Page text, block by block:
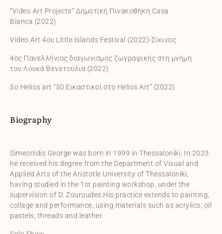
“Video Art Projects” Δημοτική Πινακοθήκη Casa
Bianca (2022)
Video Art 4ου Little Islands Festival (2022)-Σίκινος
4ος Πανελλήνιος διαγωνισμός ζωγραφικής στη μνήμη
του Λουκά Βενετούλια (2022)
5ο Helios art “50 Εικαστικοί στο Helios Art” (2022)
Biography
Simeonidis George was born in 1999 in Thessaloniki. In 2023
he received his degree from the Department of Visual and
Applied Arts of the Aristotle University of Thessaloniki,
having studied in the 1st painting workshop, under the
supervision of D. Zouroudes.His practice extends to painting,
collage and performance, using materials such as acrylics, oil
pastels, threads and leather.